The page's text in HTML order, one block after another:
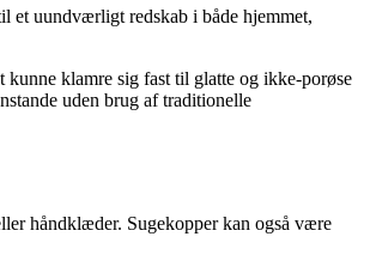
et uundværligt redskab i både hjemmet,
kunne klamre sig fast til glatte og ikke-porøse
uden brug af traditionelle
håndklæder. Sugekopper kan også være